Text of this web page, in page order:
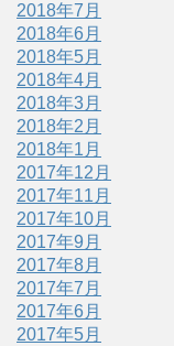
2018年7月
2018年6月
2018年5月
2018年4月
2018年3月
2018年2月
2018年1月
2017年12月
2017年11月
2017年10月
2017年9月
2017年8月
2017年7月
2017年6月
2017年5月